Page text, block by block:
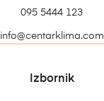
095 5444 123
info@centarklima.com
Izbornik